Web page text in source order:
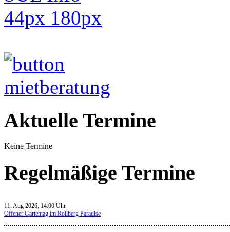
Aktuelle Termine
Keine Termine
Regelmäßige Termine
11. Aug 2026, 14:00 Uhr
Offener Gartentag im Rollberg Paradise